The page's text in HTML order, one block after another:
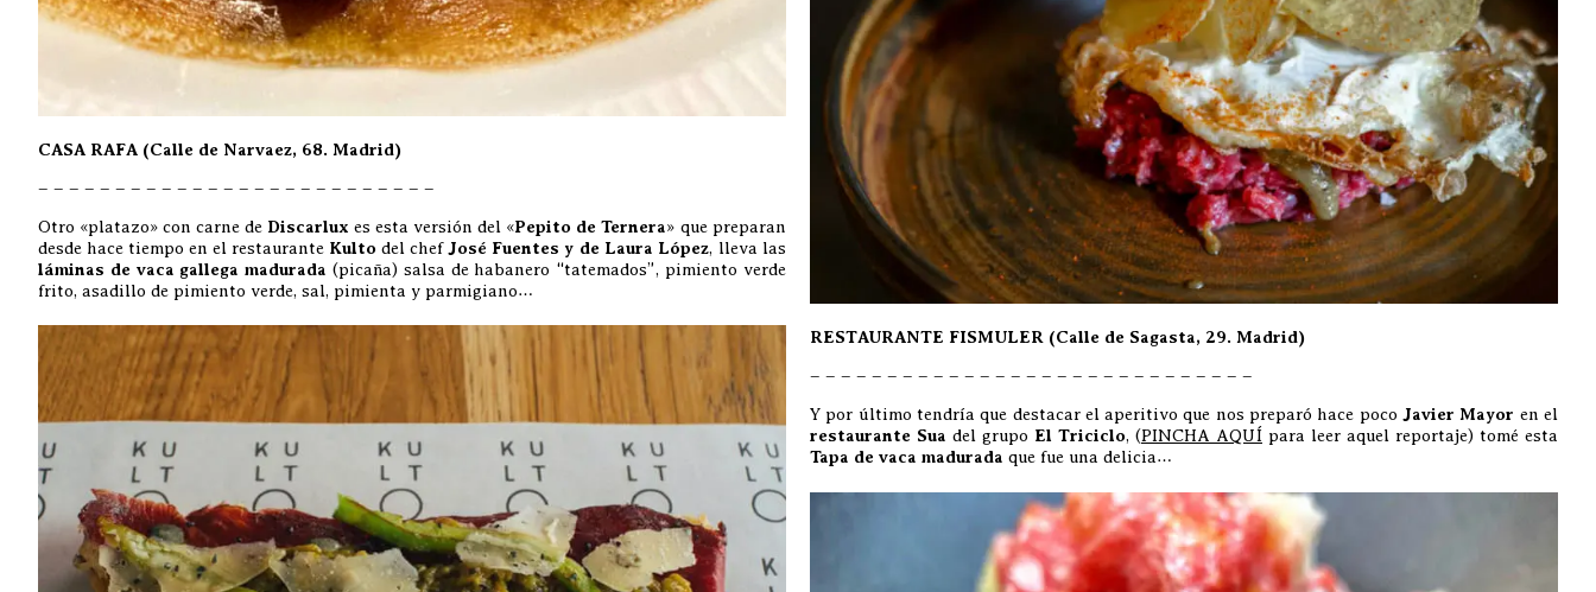
CASA RAFA (Calle de Narvaez, 68. Madrid)
– – – – – – – – – – – – – – – – – – – – – – – – – –
Otro «platazo» con carne de Discarlux es esta versión del «Pepito de Ternera» que preparan
desde hace tiempo en el restaurante Kulto del chefJosé Fuentes y de Laura López, lleva las
láminas de vaca gallega madurada (picaña) salsa de habanero “tatemados”, pimiento verde
frito, asadillo de pimiento verde, sal, pimienta y parmigiano…
RESTAURANTE FISMULER (Calle de Sagasta, 29. Madrid)
– – – – – – – – – – – – – – – – – – – – – – – – – – – – –
Y por último tendría que destacar el aperitivo que nos preparó hace poco Javier Mayor en el
restaurante Sua del grupo El Triciclo, (PINCHA AQUÍ para leer aquel reportaje) tomé esta
Tapa de vaca madurada que fue una delicia…